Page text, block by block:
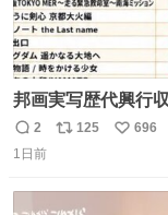
邦画実写歴代興行
THE MOVIE2 3️⃣南
子猫物語 6️⃣劇場版
どなく、お別れ
返
信
2
リ
125
い
696
1日前